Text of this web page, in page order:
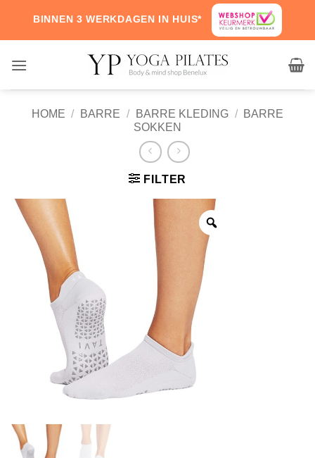
content
BINNEN 3 WERKDAGEN IN HUIS*
HOME / BARRE / BARRE KLEDING /
BARRE
SOKKEN
FILTER